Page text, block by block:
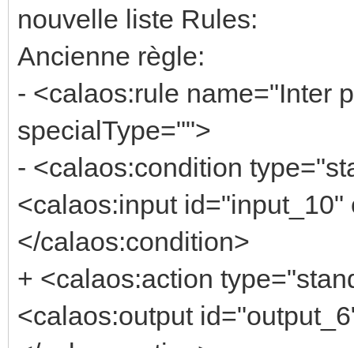
nouvelle liste Rules:
Ancienne règle:
- <calaos:rule name="Inter
specialType="">
- <calaos:condition
<calaos:input
</calaos:condition>
+ <calaos:action
<calaos:output